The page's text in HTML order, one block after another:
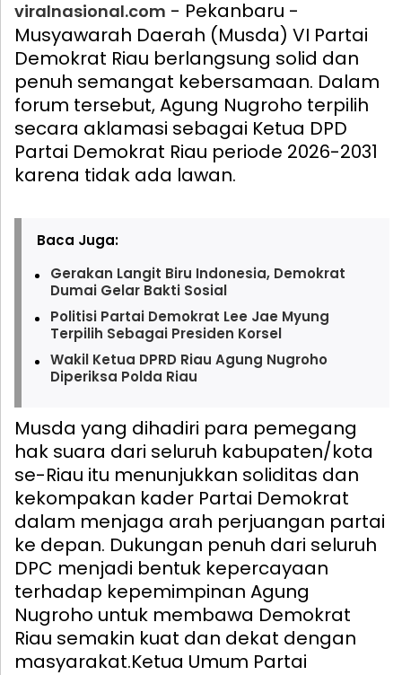
viralnasional.com - Pekanbaru -
Musyawarah Daerah (Musda) VI Partai
Demokrat Riau berlangsung solid dan
penuh semangat kebersamaan. Dalam
forum tersebut, Agung Nugroho terpilih
secara aklamasi sebagai Ketua DPD
Partai Demokrat Riau periode 2026-2031
karena tidak ada lawan.
Baca Juga:
Gerakan Langit Biru Indonesia, Demokrat
Dumai Gelar Bakti Sosial
Politisi Partai Demokrat Lee Jae Myung
Terpilih Sebagai Presiden Korsel
Wakil Ketua DPRD Riau Agung Nugroho
Diperiksa Polda Riau
Musda yang dihadiri para pemegang
hak suara dari seluruh kabupaten/kota
se-Riau itu menunjukkan soliditas dan
kekompakan kader Partai Demokrat
dalam menjaga arah perjuangan partai
ke depan. Dukungan penuh dari seluruh
DPC menjadi bentuk kepercayaan
terhadap kepemimpinan Agung
Nugroho untuk membawa Demokrat
Riau semakin kuat dan dekat dengan
masyarakat.Ketua Umum Partai